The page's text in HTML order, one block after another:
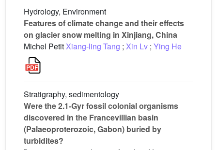
Hydrology, Environment
Features of climate change and their effects
on glacier snow melting in Xinjiang, China
Michel Petit Xiang-ling Tang ; Xin Lv ; Ying He
Stratigraphy, sedimentology
Were the 2.1-Gyr fossil colonial organisms
discovered in the Francevillian basin
(Palaeoproterozoic, Gabon) buried by
turbidites?